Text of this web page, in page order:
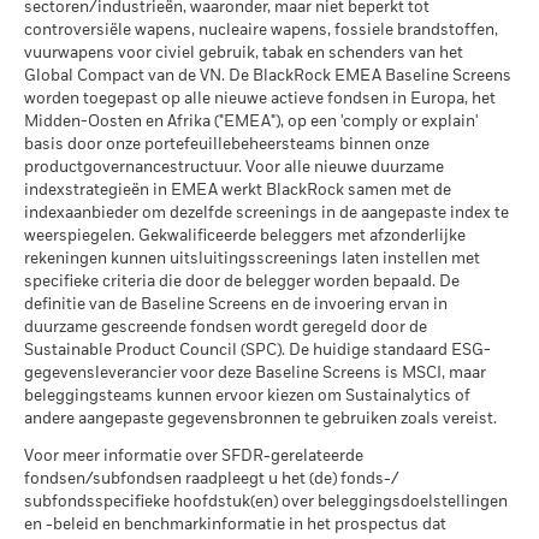
valutaschommelingen als uw belegging wordt gedaan in een
andere valuta dan die gebruikt in de berekening van de
prestaties in het verleden. Bron: Blackrock
MSCI ESG % Dekking
per 17/jul/2026
MSCI ESG-kwaliteitsscore –
Percentiel peer
per 17/jul/2026
Fondsen in peergroup
per 17/jul/2026
MSCI Gewogen Gemiddelde
Koolstofintensiteit % Dekking
per 17/jul/2026
5,83
Alle data komen van MSCI ESG Fund Ratings per
17/jul/2026, op basis van posities per 31/mrt/2026. De
duurzaamheidskenmerken van het fonds kunnen bijgevolg
van tijd tot tijd verschillen van de MSCI ESG Fund Ratings.
Om in MSCI ESG Fund Ratings te worden opgenomen, moet
65% (of 50% voor obligatiefondsen en geldmarktfondsen)
van de brutoweging van het fonds komen van effecten die
door MSCI ESG Research zijn geanalyseerd (bepaalde
contante posities en andere activasoorten die door MSCI voor
MSCI – Oliezand
per 30/jun/2026
Betrokkenheid van
bedrijfsleven Dekking
per 30/jun/2026
Percentage niet-gedekt
Fonds
per 30/jun/2026
96,46%
De blootstellingen van BlackRock inzake betrokkenheid van
het bedrijfsleven, zoals hierboven weergegeven voor
Ketelkool en Oliezand, worden berekend en gerapporteerd
voor bedrijven die meer dan 5% van hun inkomsten
genereren uit ketelkool of oliezand zoals bepaald door MSCI
inkomsten genereren uit ketelkool of oliezand (met een
inkomstendrempel van 0%), zoals bepaald door MSCI ESG
Research, geldt het volgende: voor ketelkool 0,00% en voor
oliezand 0,00%.
sectoren/industrieën, waaronder, maar niet beperkt tot
controversiële wapens, nucleaire wapens, fossiele brandstoffen,
vuurwapens voor civiel gebruik, tabak en schenders van het
Global Compact van de VN. De BlackRock EMEA Baseline Screens
worden toegepast op alle nieuwe actieve fondsen in Europa, het
Midden-Oosten en Afrika ("EMEA"), op een 'comply or explain'
basis door onze portefeuillebeheersteams binnen onze
productgovernancestructuur. Voor alle nieuwe duurzame
indexstrategieën in EMEA werkt BlackRock samen met de
indexaanbieder om dezelfde screenings in de aangepaste index te
weerspiegelen. Gekwalificeerde beleggers met afzonderlijke
rekeningen kunnen uitsluitingsscreenings laten instellen met
specifieke criteria die door de belegger worden bepaald. De
definitie van de Baseline Screens en de invoering ervan in
duurzame gescreende fondsen wordt geregeld door de
Sustainable Product Council (SPC). De huidige standaard ESG-
gegevensleverancier voor deze Baseline Screens is MSCI, maar
beleggingsteams kunnen ervoor kiezen om Sustainalytics of
andere aangepaste gegevensbronnen te gebruiken zoals vereist.
Voor meer informatie over SFDR-gerelateerde
fondsen/subfondsen raadpleegt u het (de) fonds-/
subfondsspecifieke hoofdstuk(en) over beleggingsdoelstellingen
en -beleid en benchmarkinformatie in het prospectus dat